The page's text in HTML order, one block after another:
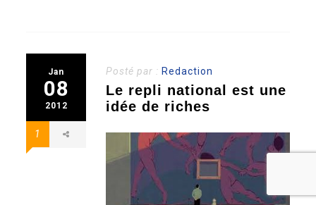
Jan
08
2012
1
Posté par : Redaction
Le repli national est une
idée de riches